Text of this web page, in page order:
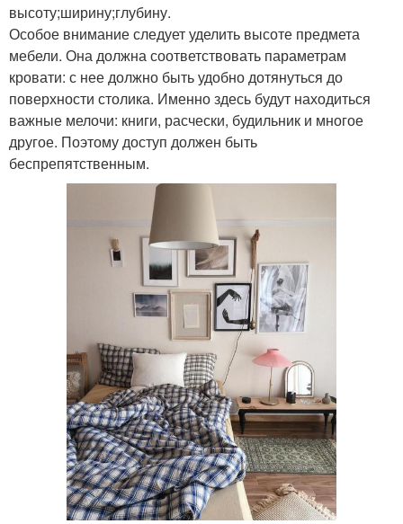
высоту;ширину;глубину.
Особое внимание следует уделить высоте предмета
мебели. Она должна соответствовать параметрам
кровати: с нее должно быть удобно дотянуться до
поверхности столика. Именно здесь будут находиться
важные мелочи: книги, расчески, будильник и многое
другое. Поэтому доступ должен быть
беспрепятственным.